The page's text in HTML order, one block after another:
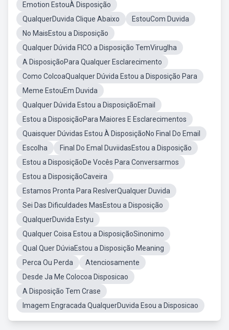
Emotion EstouÀ Disposição
QualquerDuvida Clique Abaixo
EstouCom Duvida
No MaisEstou a Disposição
Qualquer Dúvida FICO a Disposição TemViruglha
A DisposiçãoPara Qualquer Esclarecimento
Como ColcoaQualquer Dúvida Estou a Disposição Para
Meme EstouEm Duvida
Qualquer Dúvida Estou a DisposiçãoEmail
Estou a DisposiçãoPara Maiores E Esclarecimentos
Quaisquer Dúvidas Estou À DisposiçãoNo Final Do Email
Escolha
Final Do Emal DuviidasEstou a Disposição
Estou a DisposiçãoDe Vocês Para Conversarmos
Estou a DisposiçãoCaveira
Estamos Pronta Para ReslverQualquer Duvida
Sei Das Dificuldades MasEstou a Disposição
QualquerDuvida Estyu
Qualquer Coisa Estou a DisposiçãoSinonimo
Qual Quer DúviaEstou a Disposição Meaning
Perca Ou Perda
Atenciosamente
Desde Ja Me Colocoa Disposicao
A Disposição Tem Crase
Imagem Engracada QualquerDuvida Esou a Disposicao